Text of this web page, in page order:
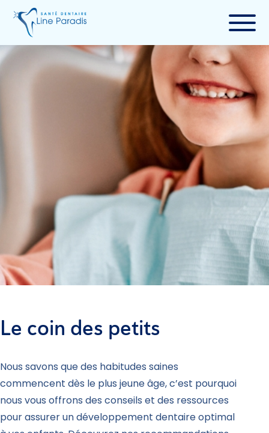
Contact
Prendre rendez-vous
Le coin des petits
Nous savons que des habitudes saines
commencent dès le plus jeune âge, c’est pourquoi
nous vous offrons des conseils et des ressources
pour assurer un développement dentaire optimal